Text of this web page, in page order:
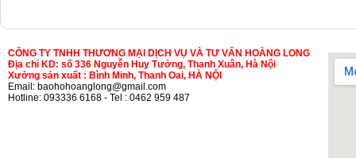
CÔNG TY TNHH THƯƠNG MẠI DỊCH VỤ VÀ TƯ VẤN HOÀNG LONG
Địa chỉ KD: số 336 Nguyễn Huy Tưởng, Thanh Xuân, Hà Nội
Xưởng sản xuất : Bình Minh, Thanh Oai, HÀ NỘI
Email: baohohoanglong@gmail.com
Hotline: 093336 6168 - Tel : 0462 959 487